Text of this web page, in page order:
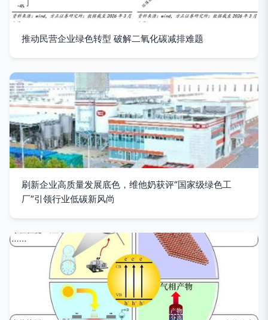
推动民营企业绿色转型 破解二氧化碳减排难题
刷新企业高质量发展底色，维他奶获评“国家级绿色工
厂”引领行业低碳新风尚